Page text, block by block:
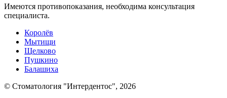
Имеются противопоказания, необходима консультация
специалиста.
Королёв
Мытищи
Щелково
Пушкино
Балашиха
© Стоматология "Интердентос", 2026